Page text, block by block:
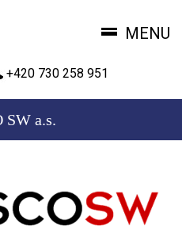
MENU
+420 730 258 951
SW a.s.